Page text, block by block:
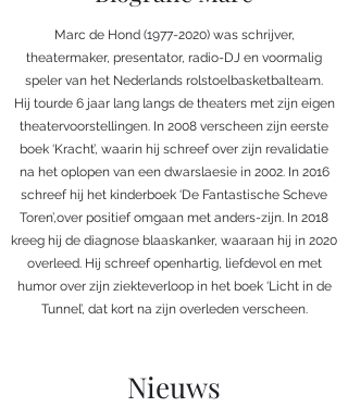
Marc de Hond (1977-2020)was schrijver,
theatermaker, presentator, radio-DJ en voormalig
speler van het Nederlands rolstoelbasketbalteam.
Hij tourde 6 jaar lang langs de theaters met zijn eigen
theatervoorstellingen. In 2008 verscheen zijn eerste
boek ‘Kracht’, waarin hij schreef over zijn revalidatie
na het oplopen van een dwarslaesie in 2002. In 2016
schreef hij het kinderboek ‘De Fantastische Scheve
Toren’,over positief omgaan met anders-zijn. In 2018
kreeg hij de diagnose blaaskanker, waaraan hij in 2020
overleed. Hij schreef openhartig, liefdevol en met
humor over zijn ziekteverloop in het boek ‘Licht in de
Tunnel’, dat kort na zijn overleden verscheen.
Nieuws